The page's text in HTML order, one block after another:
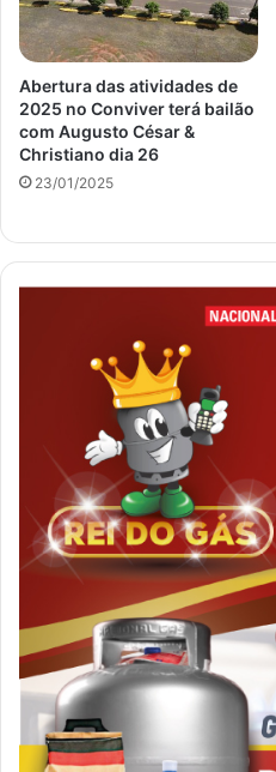
Abertura das atividades de
2025 no Conviver terá bailão
com Augusto César &
Christiano dia 26
23/01/2025